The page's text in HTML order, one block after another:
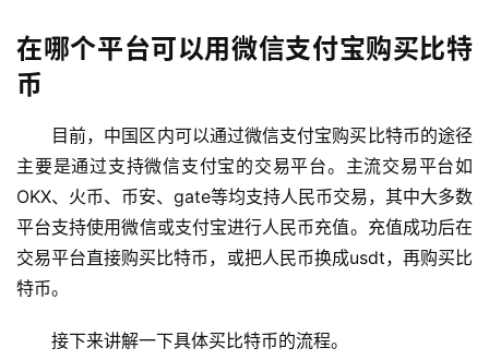
在哪个平台可以用微信支付宝购买比特
币
目前，中国区内可以通过微信支付宝购买比特币的途径
主要是通过支持微信支付宝的交易平台。主流交易平台如
OKX、火币、币安、gate等均支持人民币交易，其中大多数
平台支持使用微信或支付宝进行人民币充值。充值成功后在
交易平台直接购买比特币，或把人民币换成usdt，再购买比
特币。
接下来讲解一下具体买比特币的流程。